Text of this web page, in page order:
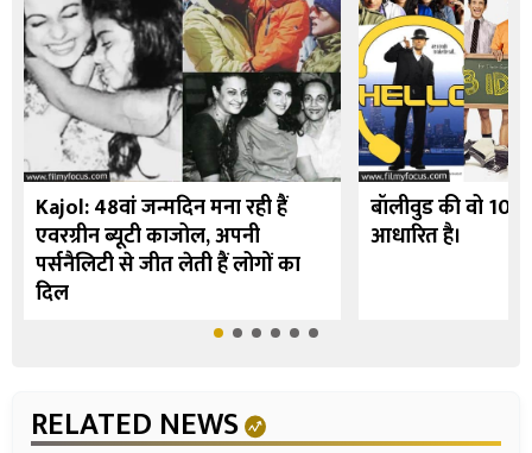
Kajol: 48वां जन्मदिन मना रही हैं
एवरग्रीन ब्यूटी काजोल, अपनी
पर्सनैलिटी से जीत लेती हैं लोगों का
दिल
बॉलीवुड की वो 10
आधारित है।
RELATED NEWS